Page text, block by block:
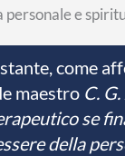
e
come
maestro C.
se
della